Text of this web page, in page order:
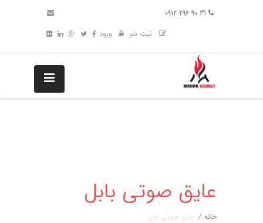
ثبت نام
ورود
عایق صوتی بابل
خانه / عایق صوتی بابل